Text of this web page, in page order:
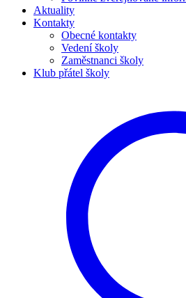
Aktuality
Kontakty
Obecné kontakty
Vedení školy
Zaměstnanci školy
Klub přátel školy